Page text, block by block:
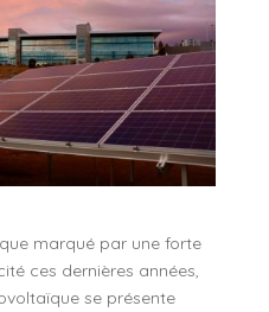
marqué par une forte
ces dernières années,
se présente